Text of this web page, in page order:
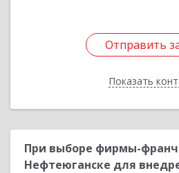
Отправить
Показать
Отправить
Назад
При выборе фирмы-
Нефтеюганске для